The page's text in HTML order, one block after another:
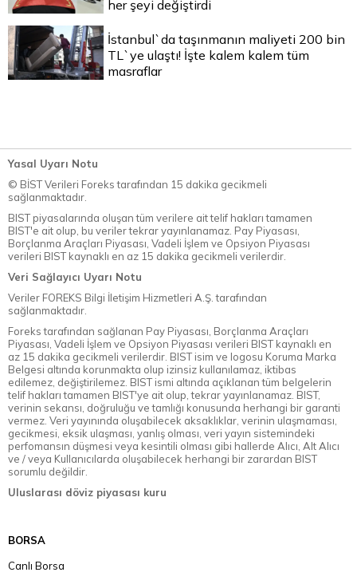
her şeyi değiştirdi
İstanbul`da taşınmanın maliyeti 200 bin
TL`ye ulaştı! İşte kalem kalem tüm
masraflar
Yasal Uyarı Notu
© BİST Verileri Foreks tarafından 15 dakika gecikmeli
sağlanmaktadır.
BIST piyasalarında oluşan tüm verilere ait telif hakları tamamen
BIST'e ait olup, bu veriler tekrar yayınlanamaz. Pay Piyasası,
Borçlanma Araçları Piyasası, Vadeli İşlem ve Opsiyon Piyasası
verileri BIST kaynaklı en az 15 dakika gecikmeli verilerdir.
Veri Sağlayıcı Uyarı Notu
Veriler FOREKS Bilgi İletişim Hizmetleri A.Ş. tarafından
sağlanmaktadır.
Foreks tarafından sağlanan Pay Piyasası, Borçlanma Araçları
Piyasası, Vadeli İşlem ve Opsiyon Piyasası verileri BIST kaynaklı en
az 15 dakika gecikmeli verilerdir. BIST isim ve logosu Koruma Marka
Belgesi altında korunmakta olup izinsiz kullanılamaz, iktibas
edilemez, değiştirilemez. BIST ismi altında açıklanan tüm belgelerin
telif hakları tamamen BIST'ye ait olup, tekrar yayınlanamaz. BIST,
verinin sekansı, doğruluğu ve tamlığı konusunda herhangi bir garanti
vermez. Veri yayınında oluşabilecek aksaklıklar, verinin ulaşmaması,
gecikmesi, eksik ulaşması, yanlış olması, veri yayın sistemindeki
perfomansın düşmesi veya kesintili olması gibi hallerde Alıcı, Alt Alıcı
ve / veya Kullanıcılarda oluşabilecek herhangi bir zarardan BIST
sorumlu değildir.
Uluslarası döviz piyasası kuru
BORSA
Canlı Borsa